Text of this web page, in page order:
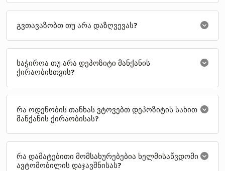
გვთავაზობთ თუ არა დაზღვევას?
საჭიროა თუ არა დეპოზიტი მანქანის
ქირაობისთვის?
რა ოდენობის თანხას ვტოვებთ დეპოზიტის სახით
მანქანის ქირაობისას?
რა დამატებითი მომსახურებებია ხელმისაწვდომი
ავტომობილის დაჯავშნისას?